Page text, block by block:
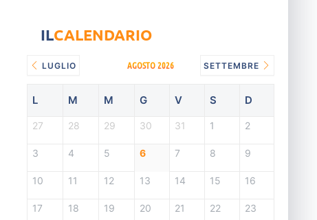
ILCALENDARIO
LUGLIO AGOSTO 2026 SETTEMBRE
L M M G V S D
27 28 29 30 31 1 2
3 4 5 6 7 8 9
10 11 12 13 14 15 16
17 18 19 20 21 22 23